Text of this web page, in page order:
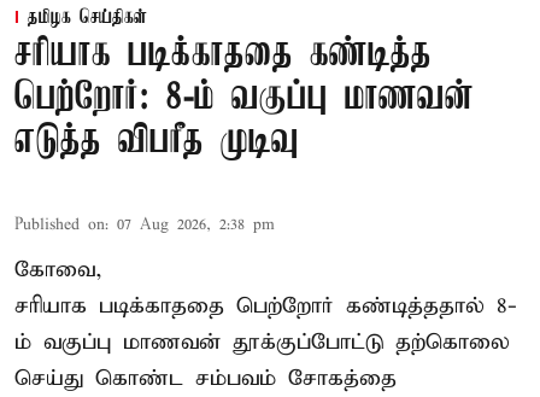
தமிழக செய்திகள்
சரியாக படிக்காததை கண்டித்த
பெற்றோர்: 8-ம் வகுப்பு மாணவன்
எடுத்த விபரீத முடிவு
Published on: 07 Aug 2026, 2:38 pm
கோவை,
சரியாக படிக்காததை பெற்றோர் கண்டித்ததால் 8-
ம் வகுப்பு மாணவன் தூக்குப்போட்டு தற்கொலை
செய்து கொண்ட சம்பவம் சோகத்தை